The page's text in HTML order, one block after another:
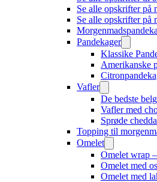
Se alle opskrifter på
Se alle opskrifter på
Pandekager
Klassike
Amerikanske
Vafler
De bedste
Vafler med
Sprøde
Topping til
Omelet
Omelet wrap
Omelet med
Omelet med